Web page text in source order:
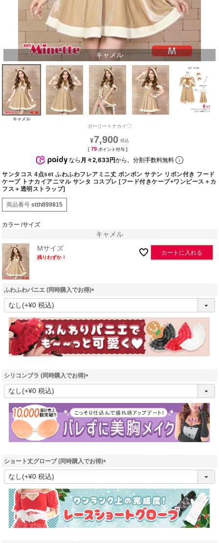
キャメル
キャメル
ガーリートナカイ♡
¥7,900
[ 79 ポイント付与 ]
なら 月々2,633円から。分割手数料無料
サンタコス 4点set ふわふわフレアミニ丈 ポンポン サテン リボン付き フード
ケープ トナカイアニマル サンタ コスプレ [フード付きケープ+ワンピース＋カ
フス＋透明ストラップ]
商品番号 stth899815
カラー サイズ
キャメル
Mサイズ
残りわずか！
カートに入れる
ふわふわパニエ (同時購入でお得)
(
須
)
シリコンブラ (同時購入でお得)
(
須
)
ショート丈グローブ (同時購入でお得)
(
須
)